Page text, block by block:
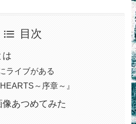
目次
は
ライブがある
～序章～』
あつめてみた